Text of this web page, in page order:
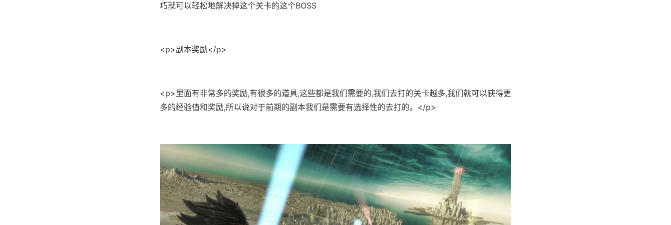
巧就可以轻松地解决掉这个关卡的这个BOSS
<p>副本奖励</p>
<p>里面有非常多的奖励,有很多的道具,这些都是我们需要的,我们去打的关卡越多,我们就可以获得更
多的经验值和奖励,所以说对于前期的副本我们是需要有选择性的去打的。</p>